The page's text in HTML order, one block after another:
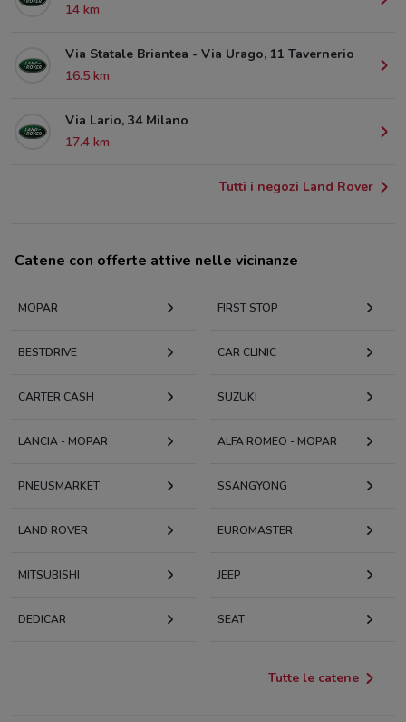
14 km
Via Statale Briantea - Via Urago, 11 Tavernerio
16.5 km
Via Lario, 34 Milano
17.4 km
Tutti i negozi Land Rover
Catene con offerte attive nelle vicinanze
MOPAR FIRST STOP
BESTDRIVE CAR CLINIC
CARTER CASH SUZUKI
LANCIA - MOPAR ALFA ROMEO - MOPAR
PNEUSMARKET SSANGYONG
LAND ROVER EUROMASTER
MITSUBISHI JEEP
DEDICAR SEAT
Tutte le catene